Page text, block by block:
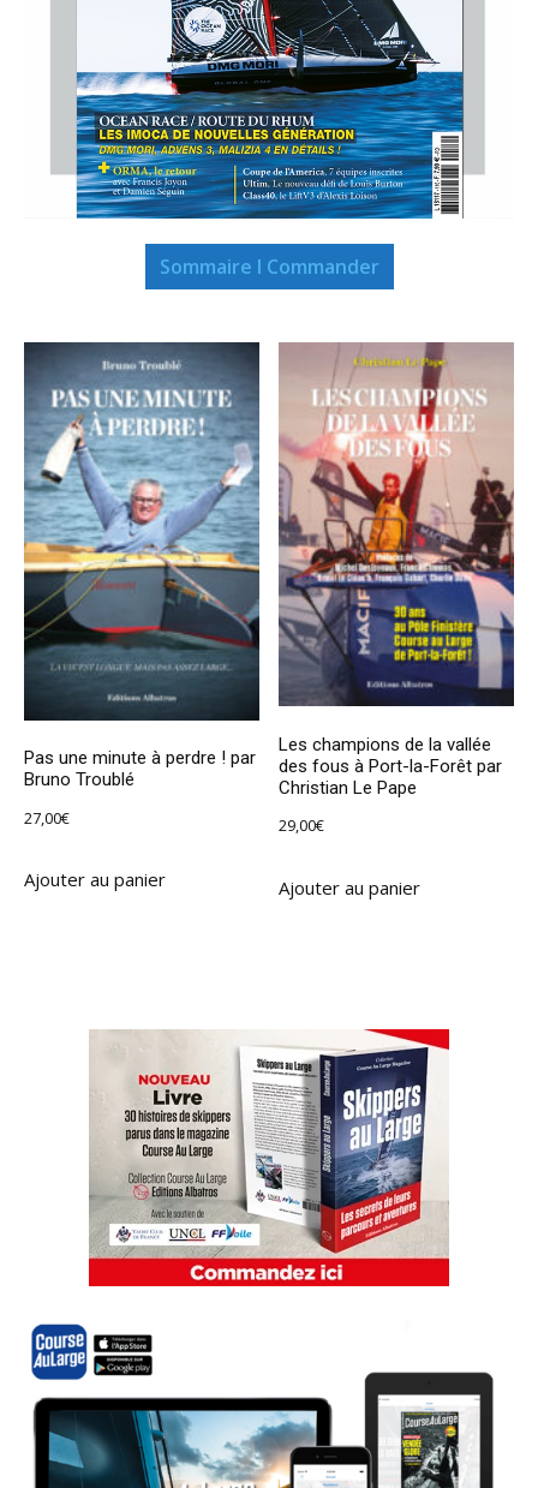
Sommaire I Commander
Pas une minute à perdre ! par
Bruno Troublé
27,00€
Ajouter au panier
Les champions de la vallée
des fous à Port-la-Forêt par
Christian Le Pape
29,00€
Ajouter au panier